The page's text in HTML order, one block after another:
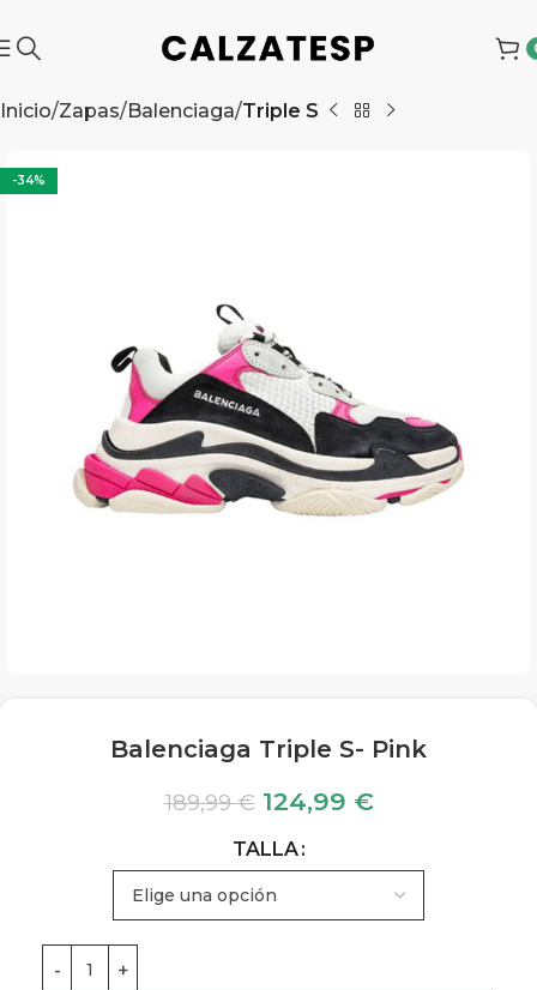
Inicio Zapas Balenciaga Triple S
-34%
Balenciaga Triple S- Pink
189,99€ 124,99 €
TALLA